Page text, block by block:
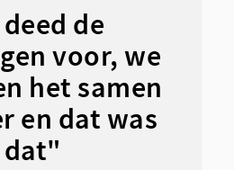
de
voor, we
het samen
en dat was
dat"